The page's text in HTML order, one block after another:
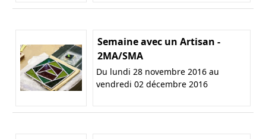
Semaine avec un Artisan -
2MA/SMA
Du lundi 28 novembre 2016 au
vendredi 02 décembre 2016